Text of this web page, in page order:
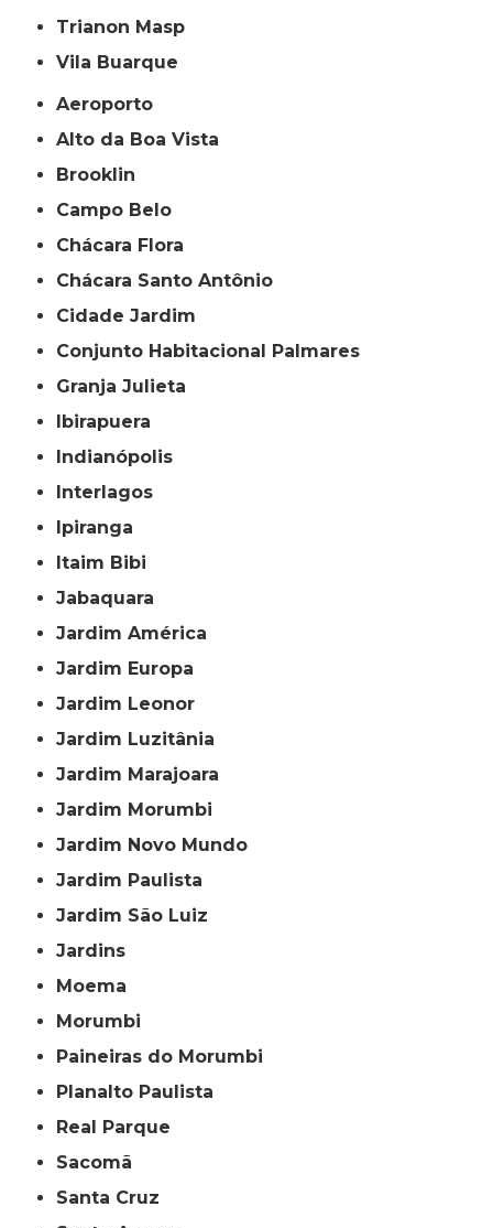
Trianon Masp
Vila Buarque
Aeroporto
Alto da Boa Vista
Brooklin
Campo Belo
Chácara Flora
Chácara Santo Antônio
Cidade Jardim
Conjunto Habitacional Palmares
Granja Julieta
Ibirapuera
Indianópolis
Interlagos
Ipiranga
Itaim Bibi
Jabaquara
Jardim América
Jardim Europa
Jardim Leonor
Jardim Luzitânia
Jardim Marajoara
Jardim Morumbi
Jardim Novo Mundo
Jardim Paulista
Jardim São Luiz
Jardins
Moema
Morumbi
Paineiras do Morumbi
Planalto Paulista
Real Parque
Sacomã
Santa Cruz